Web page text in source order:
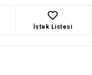
İstek Listesi